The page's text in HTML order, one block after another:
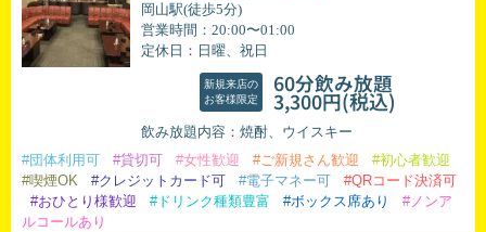
岡山駅(徒歩5分)
営業時間：20:00〜01:00
定休日：日曜、祝日
新規来店の
お客様限定
60分飲み放題
3,300円(税込)
飲み放題内容：焼酎、ウイスキー
#団体利用可 #貸切可 #女性歓迎 #ご新規さん歓迎
#初心者歓迎
#喫煙OK
#クレジットカード可 #電子マネー可
#QRコード決済可
#おひとり様歓迎
#ドリンク種類豊富 #ボックス席あり
#ノンア
ルコールあり